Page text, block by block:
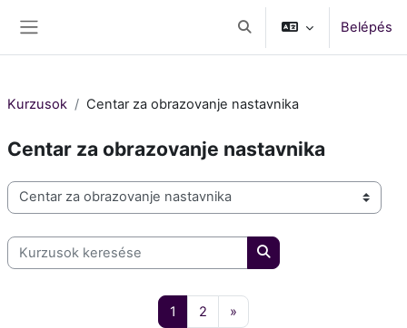
Keresési bemeneti adatok
Belépés
Kurzusok Centar za obrazovanje nastavnika
Centar za obrazovanje nastavnika
Kurzuskategóriák
Kurzusok keresése
Kurzusok keresése
1 1 oldal
2 2 oldal
»